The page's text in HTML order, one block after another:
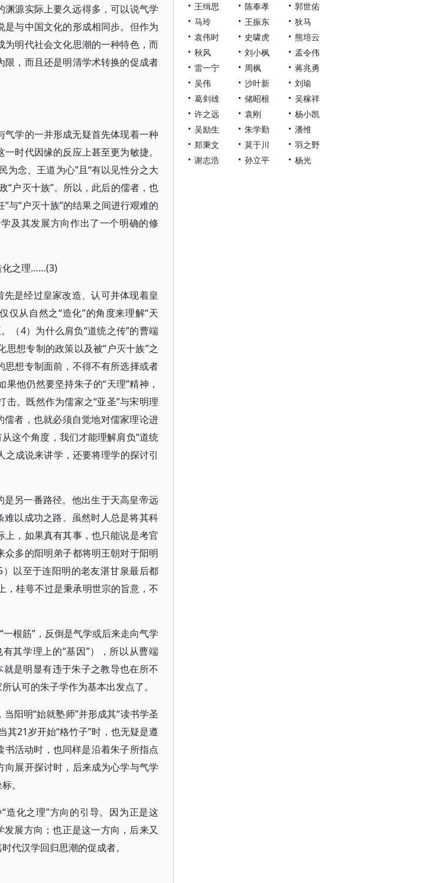
源实际上要久远得多，可以说气学
与中国文化的形成相同步。但作为
明代社会文化思潮的一种特色，而
，而且还是明清学术转换的促成者
学的一并形成无疑首先体现着一种
时代因缘的反应上甚至更为敏捷。
为念、王道为心”且“有以见性分之大
“户灭十族”。所以，此后的儒者，也
与“户灭十族”的结果之间进行艰难的
及其发展方向作出了一个明确的修
化之理……(3)
是经过皇家改造、认可并体现着皇
仅从自然之“造化”的角度来理解“天
（4）为什么肩负“道统之传”的曹端
想专制的政策以及被“户灭十族”之
想专制面前，不得不有所选择或者
他仍然要坚持朱子的“天理”精神，
。既然作为儒家之“亚圣”与宋明理
者，也就必须自觉地对儒家理论进
这个角度，我们才能理解肩负“道统
成说来讲学，还要将理学的探讨引
另一番路径。他出生于天高皇帝远
难以成功之路。虽然时人总是将其科
，如果真有其事，也只能说是考官
多的阳明弟子都将明王朝对于阳明
以至于连阳明的老友湛甘泉最后都
，桂萼不过是秉承明世宗的旨意，不
根筋”，反倒是气学或后来走向气学
其学理上的“基因”），所以从曹端
就是明显有违于朱子之教导也在所不
认可的朱子学作为基本出发点了。
阳明“始就塾师”并形成其“读书学圣
21岁开始“格竹子”时，也无疑是遵
书活动时，也同样是沿着朱子所指点
展开探讨时，后来成为心学与气学
。
造化之理”方向的引导。因为正是这
展方向；也正是这一方向，后来又
代汉学回归思潮的促成者。
王缉思
陈奉孝
郭世佑
马玲
王振东
狄马
袁伟时
史啸虎
熊培云
秋风
刘小枫
孟令伟
雷一宁
周枫
蒋兆勇
吴伟
沙叶新
刘瑜
葛剑雄
储昭根
吴稼祥
许之远
袁刚
杨小凯
吴励生
朱学勤
潘维
郑秉文
莫于川
羽之野
谢志浩
孙立平 杨光